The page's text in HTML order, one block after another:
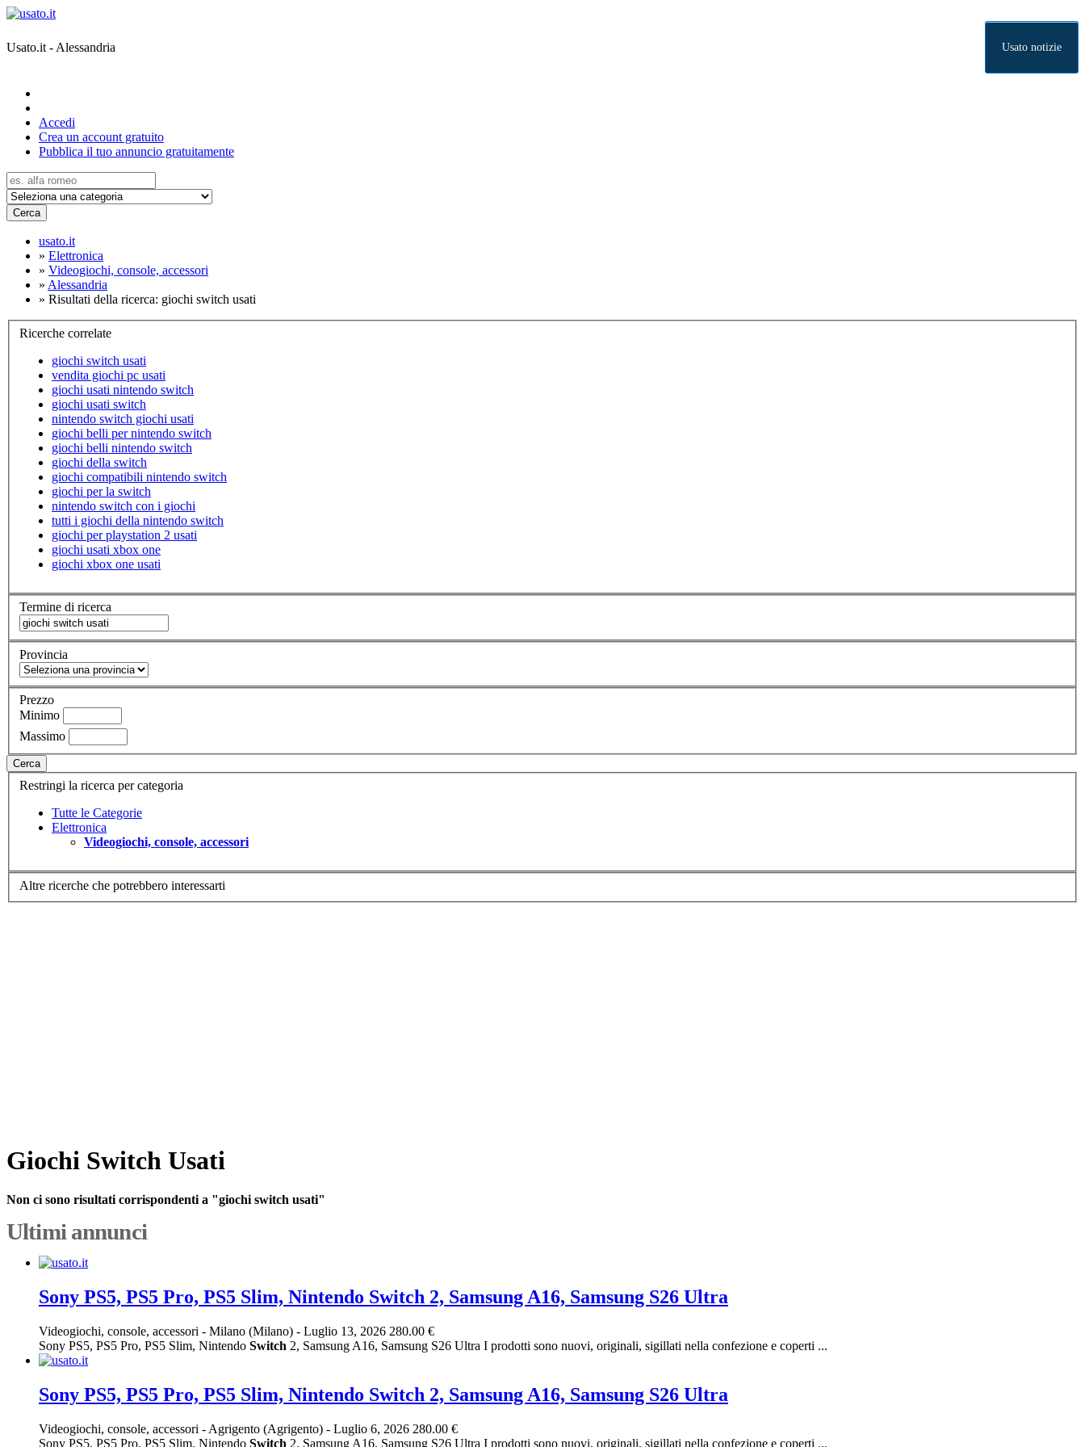
Usato.it - Alessandria Usato notizie
Accedi
Crea un account gratuito
Pubblica il tuo annuncio gratuitamente
Cerca
usato.it
» Elettronica
» Videogiochi, console, accessori
» Alessandria
» Risultati della ricerca: giochi switch usati
Ricerche correlate
giochi switch usati
vendita giochi pc usati
giochi usati nintendo switch
giochi usati switch
nintendo switch giochi usati
giochi belli per nintendo switch
giochi belli nintendo switch
giochi della switch
giochi compatibili nintendo switch
giochi per la switch
nintendo switch con i giochi
tutti i giochi della nintendo switch
giochi per playstation 2 usati
giochi usati xbox one
giochi xbox one usati
Termine di ricerca
Provincia
Prezzo
Minimo
Massimo
Cerca
Restringi la ricerca per categoria
Tutte le Categorie
Elettronica
Videogiochi, console, accessori
Altre ricerche che potrebbero interessarti
Giochi Switch Usati
Non ci sono risultati corrispondenti a "giochi switch usati"
Ultimi annunci
Sony PS5, PS5 Pro, PS5 Slim, Nintendo Switch 2, Samsung A16, Samsung S26 Ultra
Videogiochi, console, accessori - Milano (Milano) - Luglio 13, 2026 280.00 €
Sony PS5, PS5 Pro, PS5 Slim, Nintendo Switch 2, Samsung A16, Samsung S26 Ultra I prodotti sono nuovi, originali, sigillati nella confezione e coperti ...
Sony PS5, PS5 Pro, PS5 Slim, Nintendo Switch 2, Samsung A16, Samsung S26 Ultra
Videogiochi, console, accessori - Agrigento (Agrigento) - Luglio 6, 2026 280.00 €
Sony PS5, PS5 Pro, PS5 Slim, Nintendo Switch 2, Samsung A16, Samsung S26 Ultra I prodotti sono nuovi, originali, sigillati nella confezione e coperti ...